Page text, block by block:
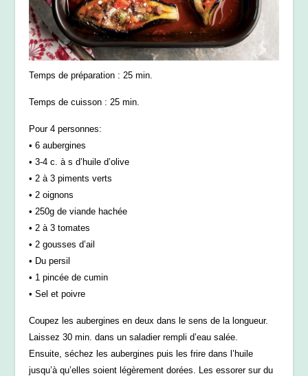
Temps de préparation : 25 min.
Temps de cuisson : 25 min.
Pour 4 personnes:
• 6 aubergines
• 3-4 c. à s d’huile d’olive
• 2 à 3 piments verts
• 2 oignons
• 250g de viande hachée
• 2 à 3 tomates
• 2 gousses d’ail
• Du persil
• 1 pincée de cumin
• Sel et poivre
Coupez les aubergines en deux dans le sens de la longueur.
Laissez 30 min. dans un saladier rempli d’eau salée.
Ensuite, séchez les aubergines puis les frire dans l’huile
jusqu’à qu’elles soient légèrement dorées. Les essorer sur du